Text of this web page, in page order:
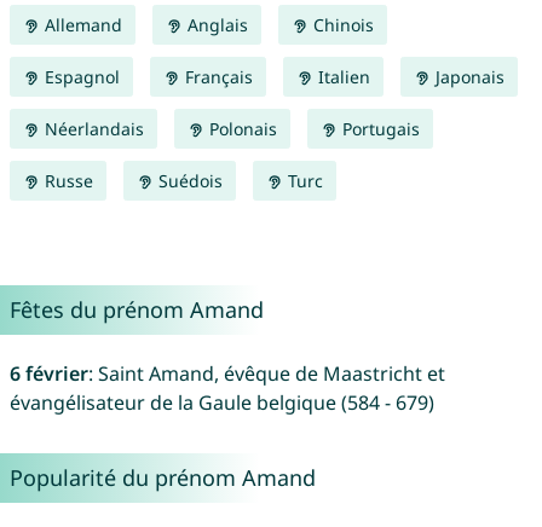
Allemand Anglais Chinois
Espagnol Français Italien Japonais
Néerlandais Polonais Portugais
Russe Suédois Turc
Fêtes du prénom Amand
6 février: Saint Amand, évêque de Maastricht et
évangélisateur de la Gaule belgique (584 - 679)
Popularité du prénom Amand